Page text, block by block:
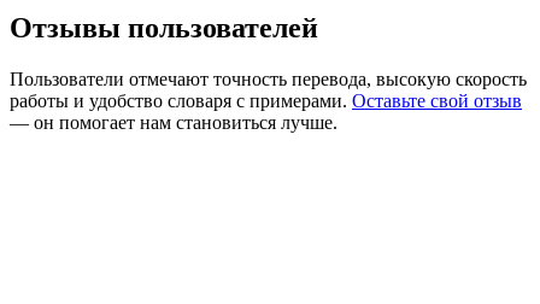
Отзывы пользователей
Пользователи отмечают точность перевода, высокую скорость
работы и удобство словаря с примерами. Оставьте свой отзыв
— он помогает нам становиться лучше.